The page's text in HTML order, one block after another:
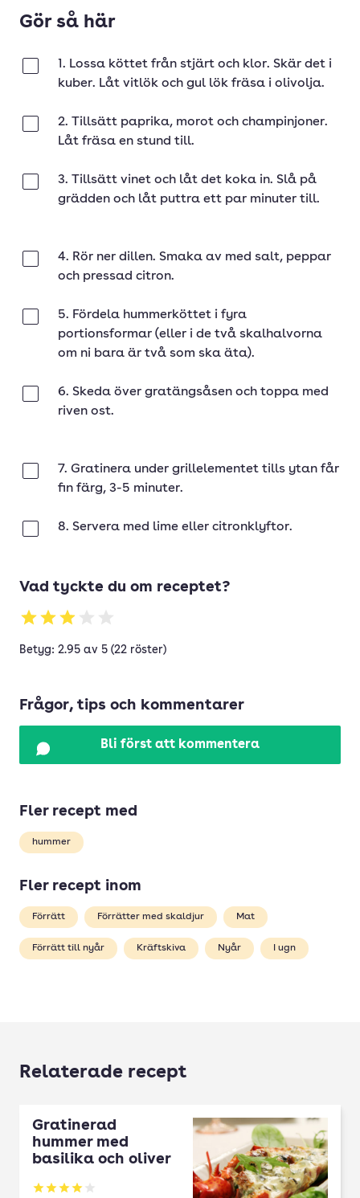
Gör så här
1. Lossa köttet från stjärt och klor. Skär det i
kuber. Låt vitlök och gul lök fräsa i olivolja.
2. Tillsätt paprika, morot och champinjoner.
Låt fräsa en stund till.
3. Tillsätt vinet och låt det koka in. Slå på
grädden och låt puttra ett par minuter till.
4. Rör ner dillen. Smaka av med salt, peppar
och pressad citron.
5. Fördela hummerköttet i fyra
portionsformar (eller i de två skalhalvorna
om ni bara är två som ska äta).
6. Skeda över gratängsåsen och toppa med
riven ost.
7. Gratinera under grillelementet tills ytan får
fin färg, 3-5 minuter.
8. Servera med lime eller citronklyftor.
Vad tyckte du om receptet?
Betyg: 2.95 av 5 (22 röster)
Frågor, tips och kommentarer
Bli först att kommentera
Fler recept med
hummer
Fler recept inom
Förrätt Förrätter med skaldjur Mat
Förrätt till nyår Kräftskiva Nyår I ugn
Relaterade recept
Gratinerad
hummer med
basilika och oliver